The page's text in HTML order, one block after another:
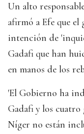
Un alto
afirmó a Efe que
intención de
Gadafi que han
en manos de los
'El Gobierno ha
Gadafi y los cuatro
Níger no están